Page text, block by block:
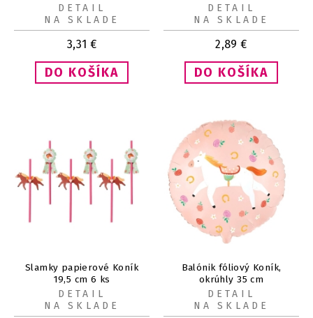
3,31 €
DETAIL
NA SKLADE
2,89 €
DETAIL
NA SKLADE
Slamky papierové Koník
19,5 cm 6 ks
DETAIL
NA SKLADE
Balónik fóliový Koník,
okrúhly 35 cm
DETAIL
NA SKLADE